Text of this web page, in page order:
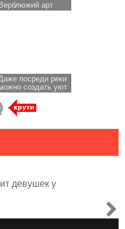
Верблюжий арт
посреди реки
создать уют
девушек у